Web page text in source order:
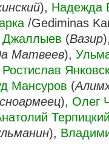
), Надежда
/Gediminas
Джаллыев (Вазир
Матвеев),
Ростислав
Мансуров (
), Олег
),